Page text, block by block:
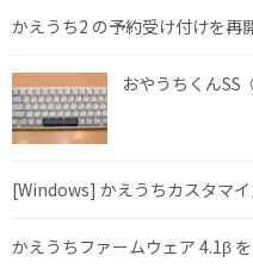
かえうち2 の予約受け付けを再
おやうちくんSS
[Windows] かえうちカスタマ
かえうちファームウェア 4.1β